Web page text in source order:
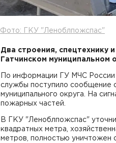
Фото: ГКУ "Леноблпожспас"
Два строения, спецтехнику
Гатчинском муниципальном
По информации ГУ МЧС России
службы поступило сообщение
муниципального округа. На
пожарных частей.
В ГКУ "Леноблпожспас"
квадратных метра,
метров, полностью